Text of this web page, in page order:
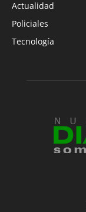
Actualidad
Policiales
Tecnología